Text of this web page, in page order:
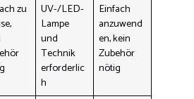
zu
UV-/LED-
Lampe
und
Technik
erforderlic
h
Einfach
anzuwend
en, kein
Zubehör
nötig